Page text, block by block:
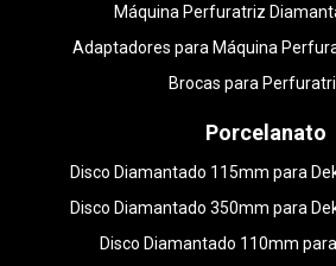
Máquina Perfuratriz
Adaptadores para Máquina
Brocas para
Porcelanato
Disco Diamantado 115mm para
Disco Diamantado 350mm para
Disco Diamantado 110mm